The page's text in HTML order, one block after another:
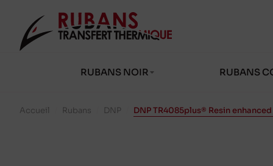
RUBANS NOIR RUBANS
Accueil Rubans DNP DNP TR4085plus® Resin